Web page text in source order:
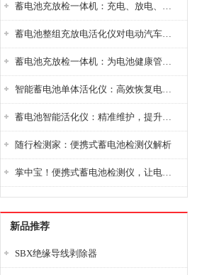
蓄电池充放检一体机：充电、放电、检测三功能集成设备
蓄电池整组充放电活化仪对电动汽车电池有帮助吗？
蓄电池充放检一体机：为电池健康管理提供一站式解决方案
智能蓄电池单体活化仪：高效恢复电池性能，延长蓄电池使用寿命
蓄电池智能活化仪：精准维护，提升电池健康状态
随行检测家：便携式蓄电池检测仪解析
掌中宝！便携式蓄电池检测仪，让电池检测变得简单又快捷！
新品推荐
SBX绝缘导线剥除器